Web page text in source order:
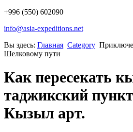
+996 (550) 602090
info@asia-expeditions.net
Вы здесь: Главная Category
Шелковому пути
Как пересекать
таджикский
Кызыл арт.